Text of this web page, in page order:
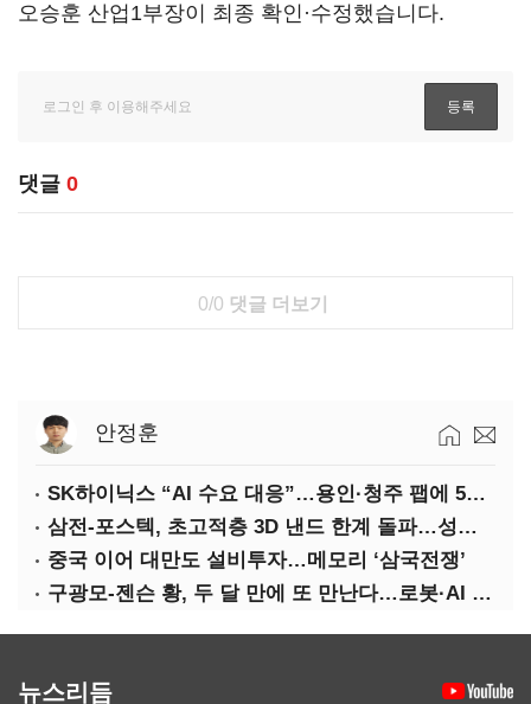
오승훈 산업1부장이 최종 확인·수정했습니다.
댓글 0
0/0 댓글 더보기
안정훈
SK하이닉스 “AI 수요 대응”…용인·청주 팹에 54조 투자
삼전-포스텍, 초고적층 3D 낸드 한계 돌파…성능·전력효율 개선
중국 이어 대만도 설비투자…메모리 ‘삼국전쟁’
구광모-젠슨 황, 두 달 만에 또 만난다…로봇·AI 등 논의
뉴스리듬